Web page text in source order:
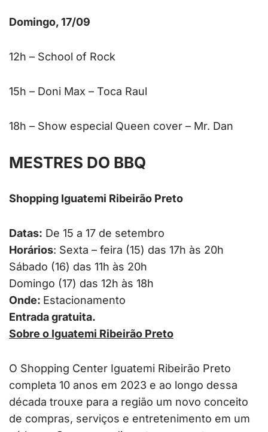
Domingo, 17/09
12h – School of Rock
15h – Doni Max – Toca Raul
18h – Show especial Queen cover – Mr. Dan
MESTRES DO BBQ
Shopping Iguatemi Ribeirão Preto
Datas: De 15 a 17 de setembro
Horários: Sexta – feira (15) das 17h às 20h
Sábado (16) das 11h às 20h
Domingo (17) das 12h às 18h
Onde: Estacionamento
Entrada gratuita.
Sobre o Iguatemi Ribeirão Preto
O Shopping Center Iguatemi Ribeirão Preto
completa 10 anos em 2023 e ao longo dessa
década trouxe para a região um novo conceito
de compras, serviços e entretenimento em um